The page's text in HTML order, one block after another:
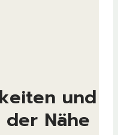
und
Nähe